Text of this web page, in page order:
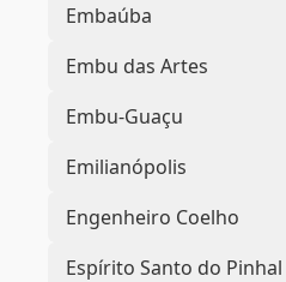
Embaúba
Embu das Artes
Embu-Guaçu
Emilianópolis
Engenheiro Coelho
Espírito Santo do Pinhal